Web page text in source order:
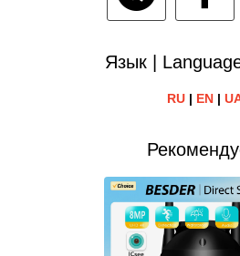
Язык |
RU| EN|